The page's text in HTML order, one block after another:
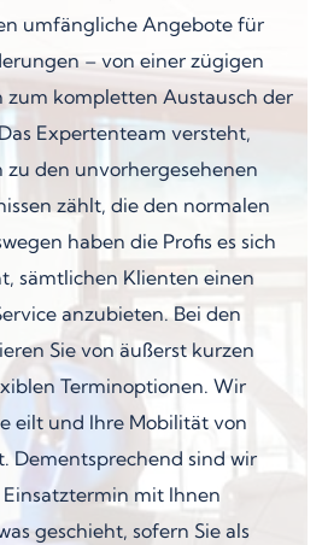
umfängliche Angebote für
– von einer zügigen
zum kompletten Austausch der
Expertenteam versteht,
zu den unvorhergesehenen
zählt, die den normalen
haben die Profis es sich
sämtlichen Klienten einen
anzubieten. Bei den
Sie von äußerst kurzen
Terminoptionen. Wir
eilt und Ihre Mobilität von
Dementsprechend sind wir
mit Ihnen
geschieht, sofern Sie als